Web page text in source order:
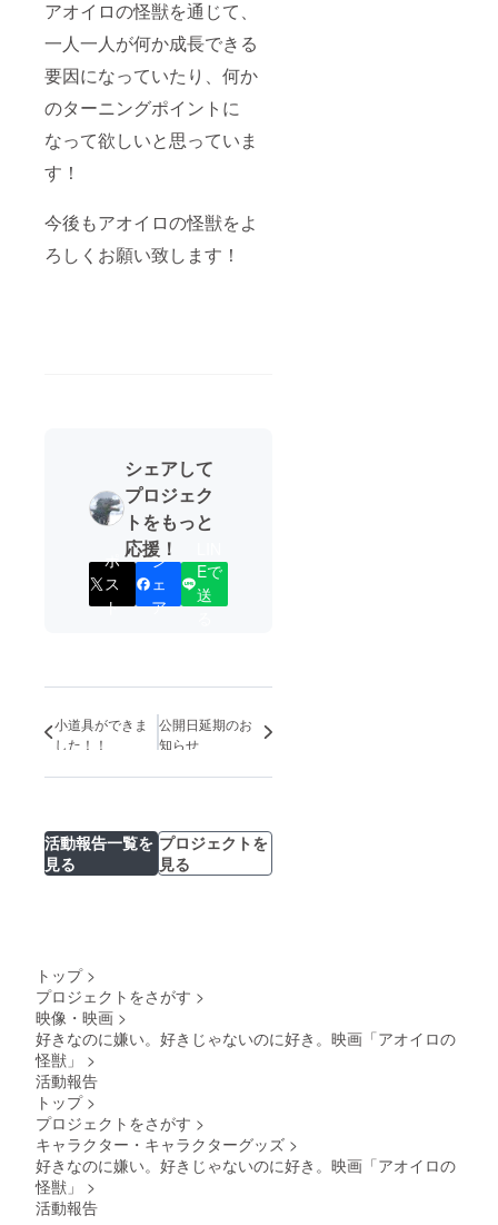
アオイロの怪獣を通じて、
一人一人が何か成長できる
要因になっていたり、何か
のターニングポイントに
なって欲しいと思っていま
す！
今後もアオイロの怪獣をよ
ろしくお願い致します！
シェアして
プロジェク
トをもっと
応援！
ポ
ス
ト
シ
ェ
ア
Eで
送
小道具ができま
した！！
公開日延期のお
知らせ
活動報告一覧を
見る
プロジェクトを
見る
トップ >
プロジェクトをさがす >
映像・映画 >
好きなのに嫌い。好きじゃないのに好き。映画「アオイロの
怪獣」
>
活動報告
トップ >
プロジェクトをさがす >
キャラクター・キャラクターグッズ >
好きなのに嫌い。好きじゃないのに好き。映画「アオイロの
怪獣」
>
活動報告